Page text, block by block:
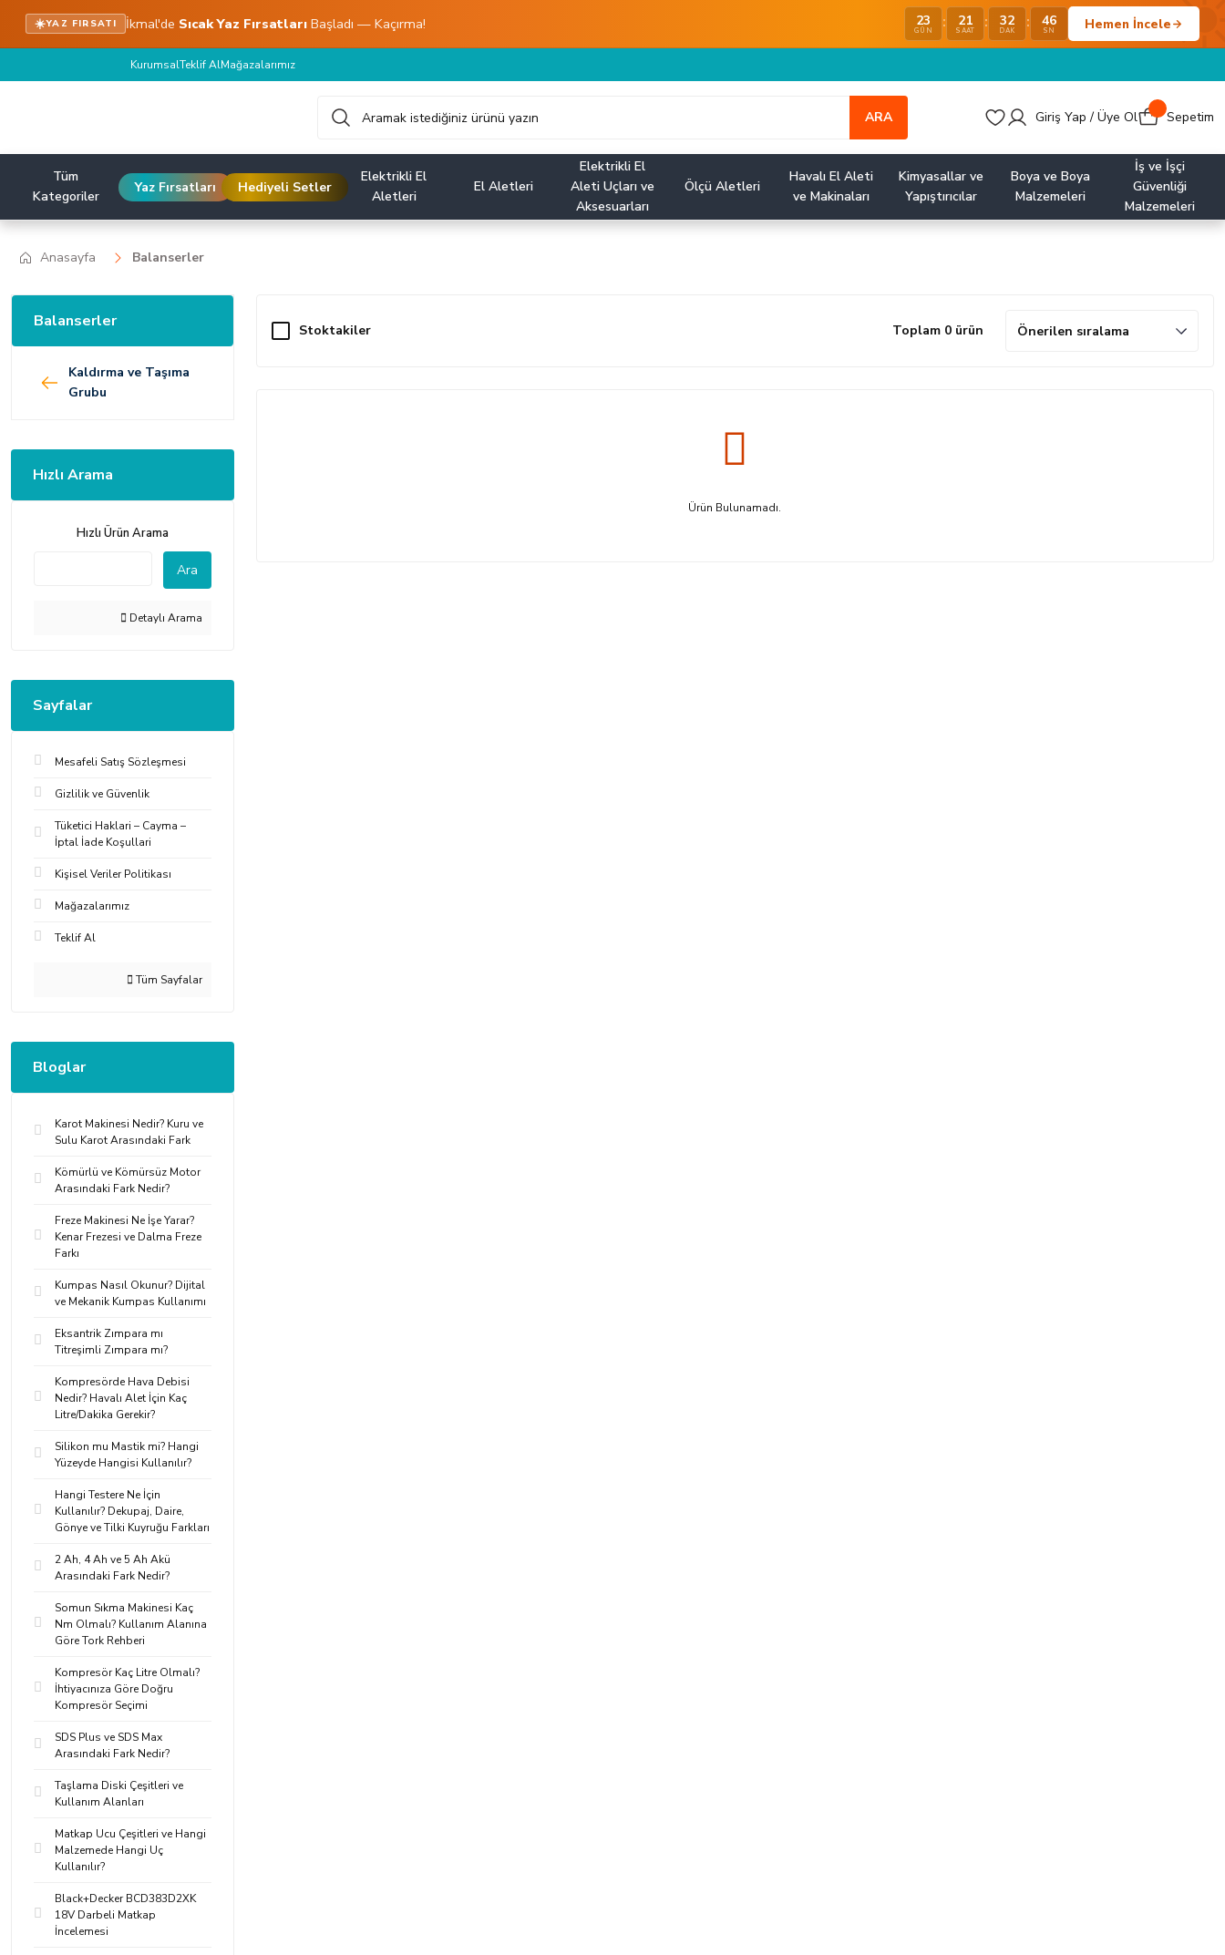
☀️YAZ FIRSATI İkmal'de Sıcak Yaz Fırsatları Başladı — Kaçırma! 23
GÜN : 21
SAAT : 32
DAK : 45
SN Hemen İncele
KurumsalTeklif AlMağazalarımız
ARA Giriş Yap / Üye Ol Sepetim
Tüm
Kategoriler
Yaz Fırsatları Hediyeli Setler
Elektrikli El
Aletleri
El Aletleri
Elektrikli El
Aleti Uçları ve
Aksesuarları
Ölçü Aletleri
Havalı El Aleti
ve Makinaları
Kimyasallar ve
Yapıştırıcılar
Boya ve Boya
Malzemeleri
İş ve İşçi
Güvenliği
Malzemeleri
Anasayfa Balanserler
Balanserler
Kaldırma ve Taşıma
Grubu
Hızlı Arama
Hızlı Ürün Arama
Ara
Detaylı Arama
Sayfalar
Mesafeli Satış Sözleşmesi
Gizlilik ve Güvenlik
Tüketici Haklari – Cayma –
İptal İade Koşullari
Kişisel Veriler Politikası
Mağazalarımız
Teklif Al
Tüm Sayfalar
Bloglar
Karot Makinesi Nedir? Kuru ve
Sulu Karot Arasındaki Fark
Kömürlü ve Kömürsüz Motor
Arasındaki Fark Nedir?
Freze Makinesi Ne İşe Yarar?
Kenar Frezesi ve Dalma Freze
Farkı
Kumpas Nasıl Okunur? Dijital
ve Mekanik Kumpas Kullanımı
Eksantrik Zımpara mı
Titreşimli Zımpara mı?
Kompresörde Hava Debisi
Nedir? Havalı Alet İçin Kaç
Litre/Dakika Gerekir?
Silikon mu Mastik mi? Hangi
Yüzeyde Hangisi Kullanılır?
Hangi Testere Ne İçin
Kullanılır? Dekupaj, Daire,
Gönye ve Tilki Kuyruğu Farkları
2 Ah, 4 Ah ve 5 Ah Akü
Arasındaki Fark Nedir?
Somun Sıkma Makinesi Kaç
Nm Olmalı? Kullanım Alanına
Göre Tork Rehberi
Kompresör Kaç Litre Olmalı?
İhtiyacınıza Göre Doğru
Kompresör Seçimi
SDS Plus ve SDS Max
Arasındaki Fark Nedir?
Taşlama Diski Çeşitleri ve
Kullanım Alanları
Matkap Ucu Çeşitleri ve Hangi
Malzemede Hangi Uç
Kullanılır?
Black+Decker BCD383D2XK
18V Darbeli Matkap
İncelemesi
Stoktakiler Toplam 0 ürün
Ürün Bulunamadı.